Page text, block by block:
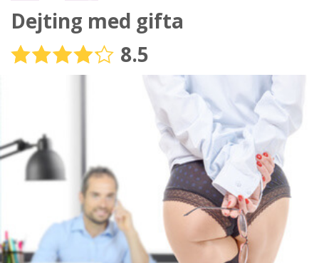
Steg
Din mailadress?
Genom att registrera godkänner jag Villkorenoch
Sekretesspolicyn
. Jag godkänner att ta emot information och
reklam via e-post från hemsidans operatörer. Jag kan dra
tillbaka godkännande när jag vill.
STARTA NU!
Dejting med gifta
8.5